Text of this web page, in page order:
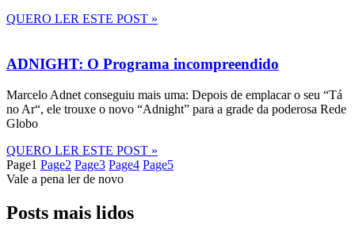
QUERO LER ESTE POST »
ADNIGHT: O Programa incompreendido
Marcelo Adnet conseguiu mais uma: Depois de emplacar o seu “Tá
no Ar“, ele trouxe o novo “Adnight” para a grade da poderosa Rede
Globo
QUERO LER ESTE POST »
Page1 Page2 Page3 Page4 Page5
Vale a pena ler de novo
Posts mais lidos